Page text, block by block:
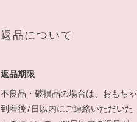
返品について
返品期限
不良品・破損品の場合は、おもちゃ
到着後7日以内にご連絡いただいた